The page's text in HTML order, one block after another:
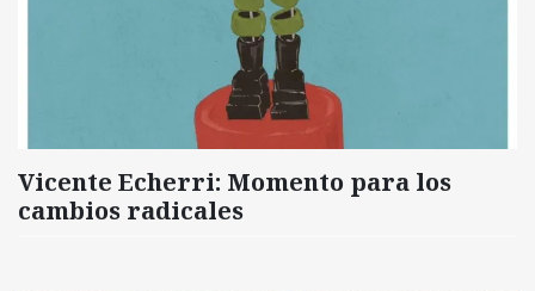
Vicente Echerri: Momento para los
cambios radicales